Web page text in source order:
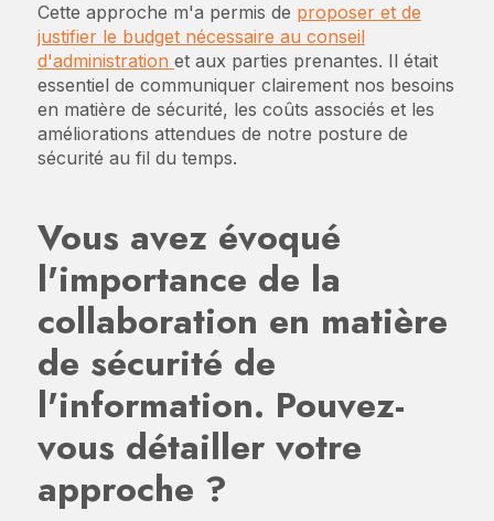
Cette approche m'a permis de proposer et de
justifier le budget nécessaire au conseil
d'administration et aux parties prenantes. Il était
essentiel de communiquer clairement nos besoins
en matière de sécurité, les coûts associés et les
améliorations attendues de notre posture de
sécurité au fil du temps.
Vous avez évoqué
l'importance de la
collaboration en matière
de sécurité de
l'information. Pouvez-
vous détailler votre
approche ?